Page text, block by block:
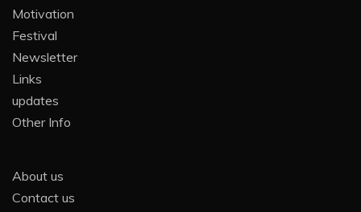
Motivation
Festival
Newsletter
Links
updates
Other Info
About us
Contact us